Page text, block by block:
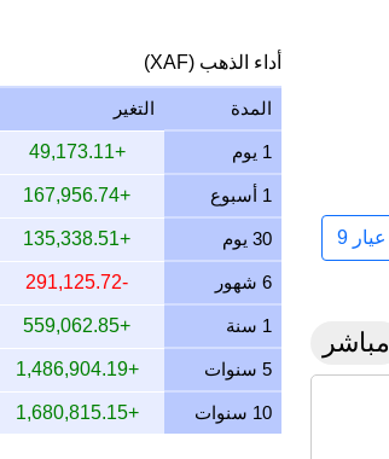
عيار 9
مباشر
أداء الذهب (XAF)
المدة التغير
1 يوم +49,173.11
1 أسبوع +167,956.74
30 يوم +135,338.51
6 شهور -291,125.72
1 سنة +559,062.85
5 سنوات +1,486,904.19
10 سنوات +1,680,815.15